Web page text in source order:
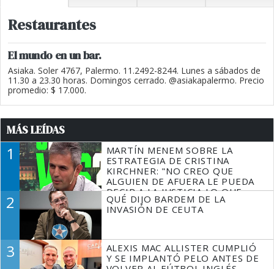
Restaurantes
El mundo en un bar.
Asiaka. Soler 4767, Palermo. 11.2492-8244. Lunes a sábados de
11.30 a 23.30 horas. Domingos cerrado. @asiakapalermo. Precio
promedio: $ 17.000.
MÁS LEÍDAS
1
MARTÍN MENEM SOBRE LA
ESTRATEGIA DE CRISTINA
KIRCHNER: "NO CREO QUE
ALGUIEN DE AFUERA LE PUEDA
DECIR A LA JUSTICIA LO QUE
TIENE QUE HACER"
2
QUÉ DIJO BARDEM DE LA
INVASIÓN DE CEUTA
3
ALEXIS MAC ALLISTER CUMPLIÓ
Y SE IMPLANTÓ PELO ANTES DE